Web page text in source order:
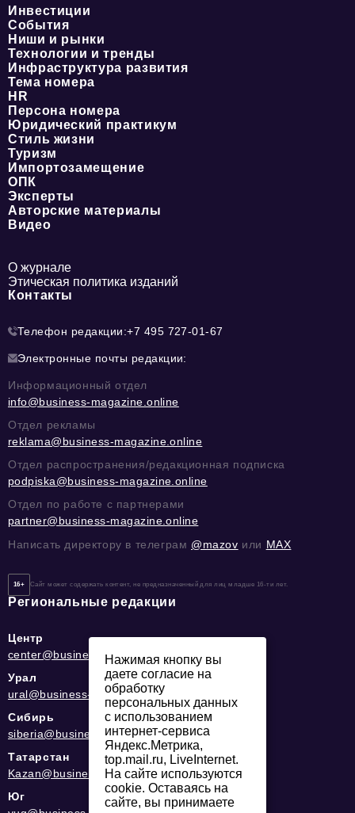
Инвестиции
События
Ниши и рынки
Технологии и тренды
Инфраструктура развития
Тема номера
HR
Персона номера
Юридический практикум
Стиль жизни
Туризм
Импортозамещение
ОПК
Эксперты
Авторские материалы
Видео
О журнале
Этическая политика изданий
Контакты
Телефон редакции:+7 495 727-01-67
Электронные почты редакции:
Информационный отдел
info@business-magazine.online
Отдел рекламы
reklama@business-magazine.online
Отдел распространения/редакционная подписка
podpiska@business-magazine.online
Отдел по работе с партнерами
partner@business-magazine.online
Написать директору в телеграм @mazov или MAX
16+ Сайт может содержать контент, не предназначенный для лиц младше 16-ти лет.
Региональные редакции
Центр
center@business-magazine.online
Урал
ural@business-magazine.online
Сибирь
siberia@business-magazine.online
Татарстан
Kazan@business-magazine.online
Юг
Нажимая кнопку вы
даете согласие на
обработку
персональных данных
с использованием
интернет-сервиса
Яндекс.Метрика,
top.mail.ru, LiveInternet.
На сайте используются
cookie. Оставаясь на
сайте, вы принимаете